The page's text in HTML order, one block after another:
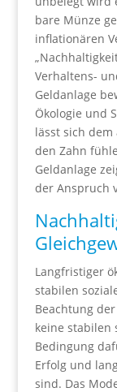
bare Münze
inflationären
Verhaltens-
Geldanlage
Ökologie und
lässt sich dem
den Zahn
Geldanlage
der Anspruch
Langfristiger
stabilen
Beachtung
keine stabilen
Bedingung
Erfolg und
sind. Das